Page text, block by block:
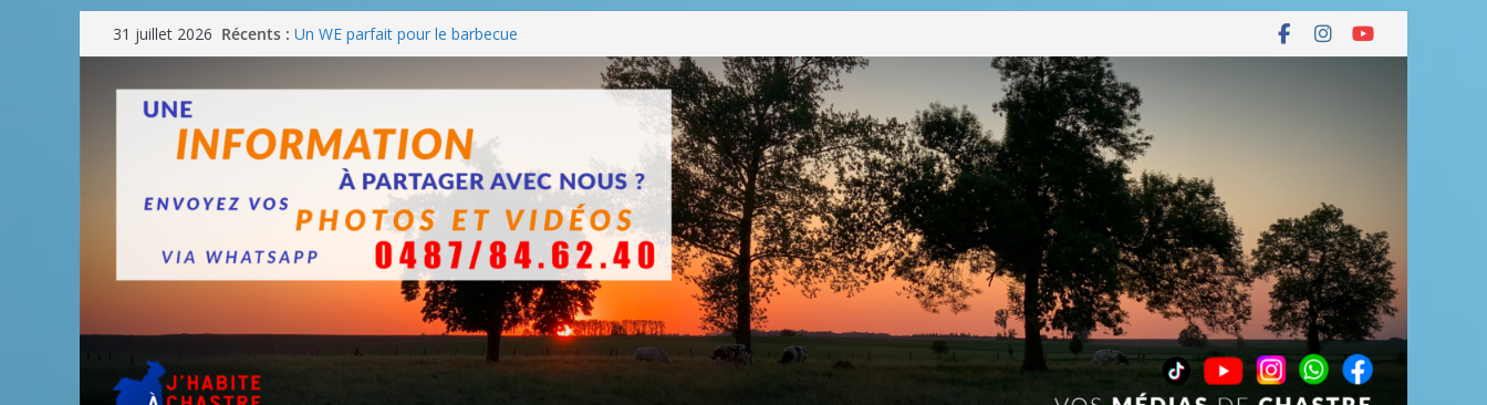
Passer
au
contenu
31 juillet 2026 Récents : Un WE parfait pour le barbecue
Un WE parfait pour faire des BBQ
Un WE agréable pour des BBQ hormis dimanche
Blanmont : la rue des Combattants entre en chantier dès le 3
août